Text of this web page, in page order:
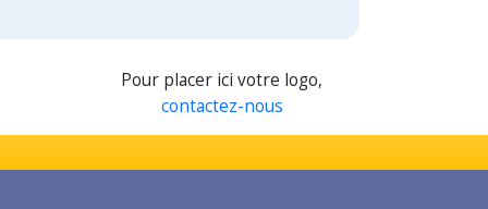
Pour placer ici votre logo,
contactez-nous